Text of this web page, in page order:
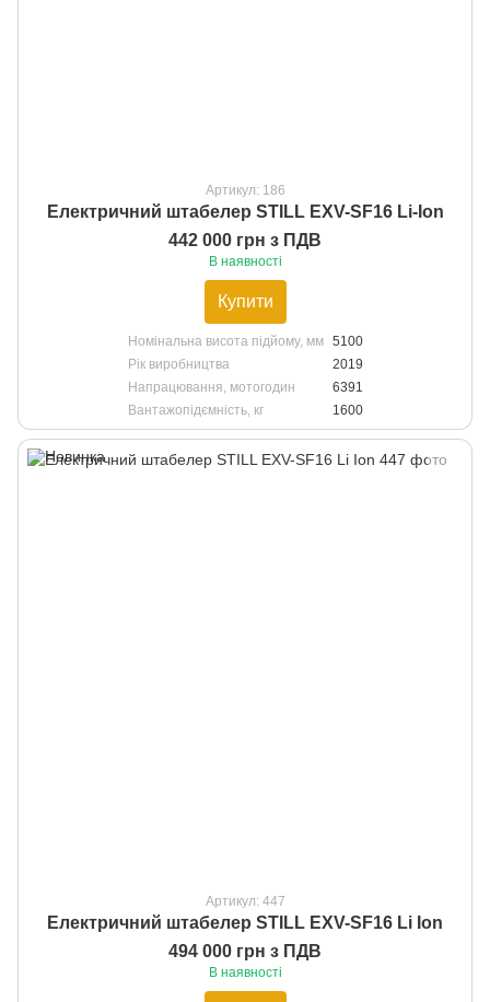
Артикул: 186
Електричний штабелер STILL EXV-SF16 Li-Ion
442 000 грн з ПДВ
В наявності
Купити
Номінальна висота підйому, мм
5100
Рік виробництва
2019
Напрацювання, мотогодин
6391
Вантажопідємність, кг
1600
Артикул: 447
Електричний штабелер STILL EXV-SF16 Li Ion
494 000 грн з ПДВ
В наявності